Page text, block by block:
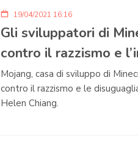
19/04/2021 16:16
Gli sviluppatori di
contro il razzismo e
Mojang, casa di sviluppo di
contro il razzismo e le
Helen Chiang.